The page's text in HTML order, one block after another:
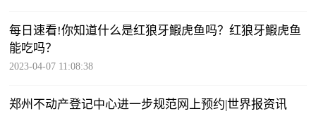
每日速看!你知道什么是红狼牙鰕虎鱼吗？红狼牙鰕虎鱼
能吃吗？
2023-04-07 11:08:38
郑州不动产登记中心进一步规范网上预约|世界报资讯